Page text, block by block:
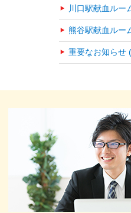
川口駅献血ルー
熊谷駅献血ルー
重要なお知らせ